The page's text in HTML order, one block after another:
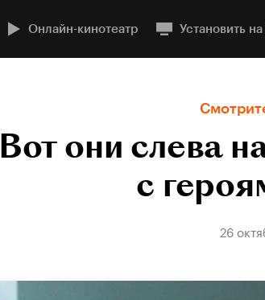
Онлайн-кинотеатр Установить
Вот они слева
с
26